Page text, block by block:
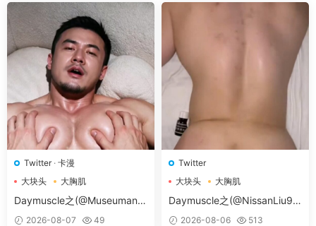
Twitter· 卡漫
大块头
大胸肌
大胸肌肉男
Daymuscle之(@Museumans-
@Museuman）
2026-08-07 49
Twitter
大块头
大胸肌
大胸肌肉男
Daymuscle之(@NissanLiu98
-@Nissan98）
2026-08-06 513